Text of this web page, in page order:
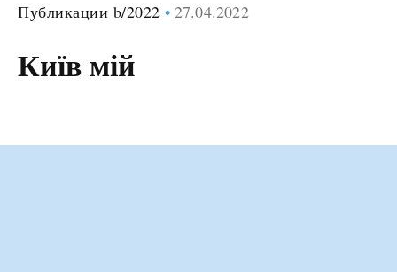
Публикации b/2022 27.04.2022
Київ мій